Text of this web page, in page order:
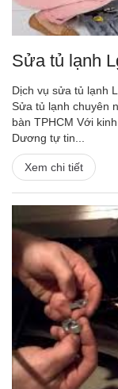
Sửa tủ lạnh
Dịch vụ sửa tủ lạnh
Sửa tủ lạnh chuyên
bàn TPHCM Với
Dương tự tin...
Xem chi tiết